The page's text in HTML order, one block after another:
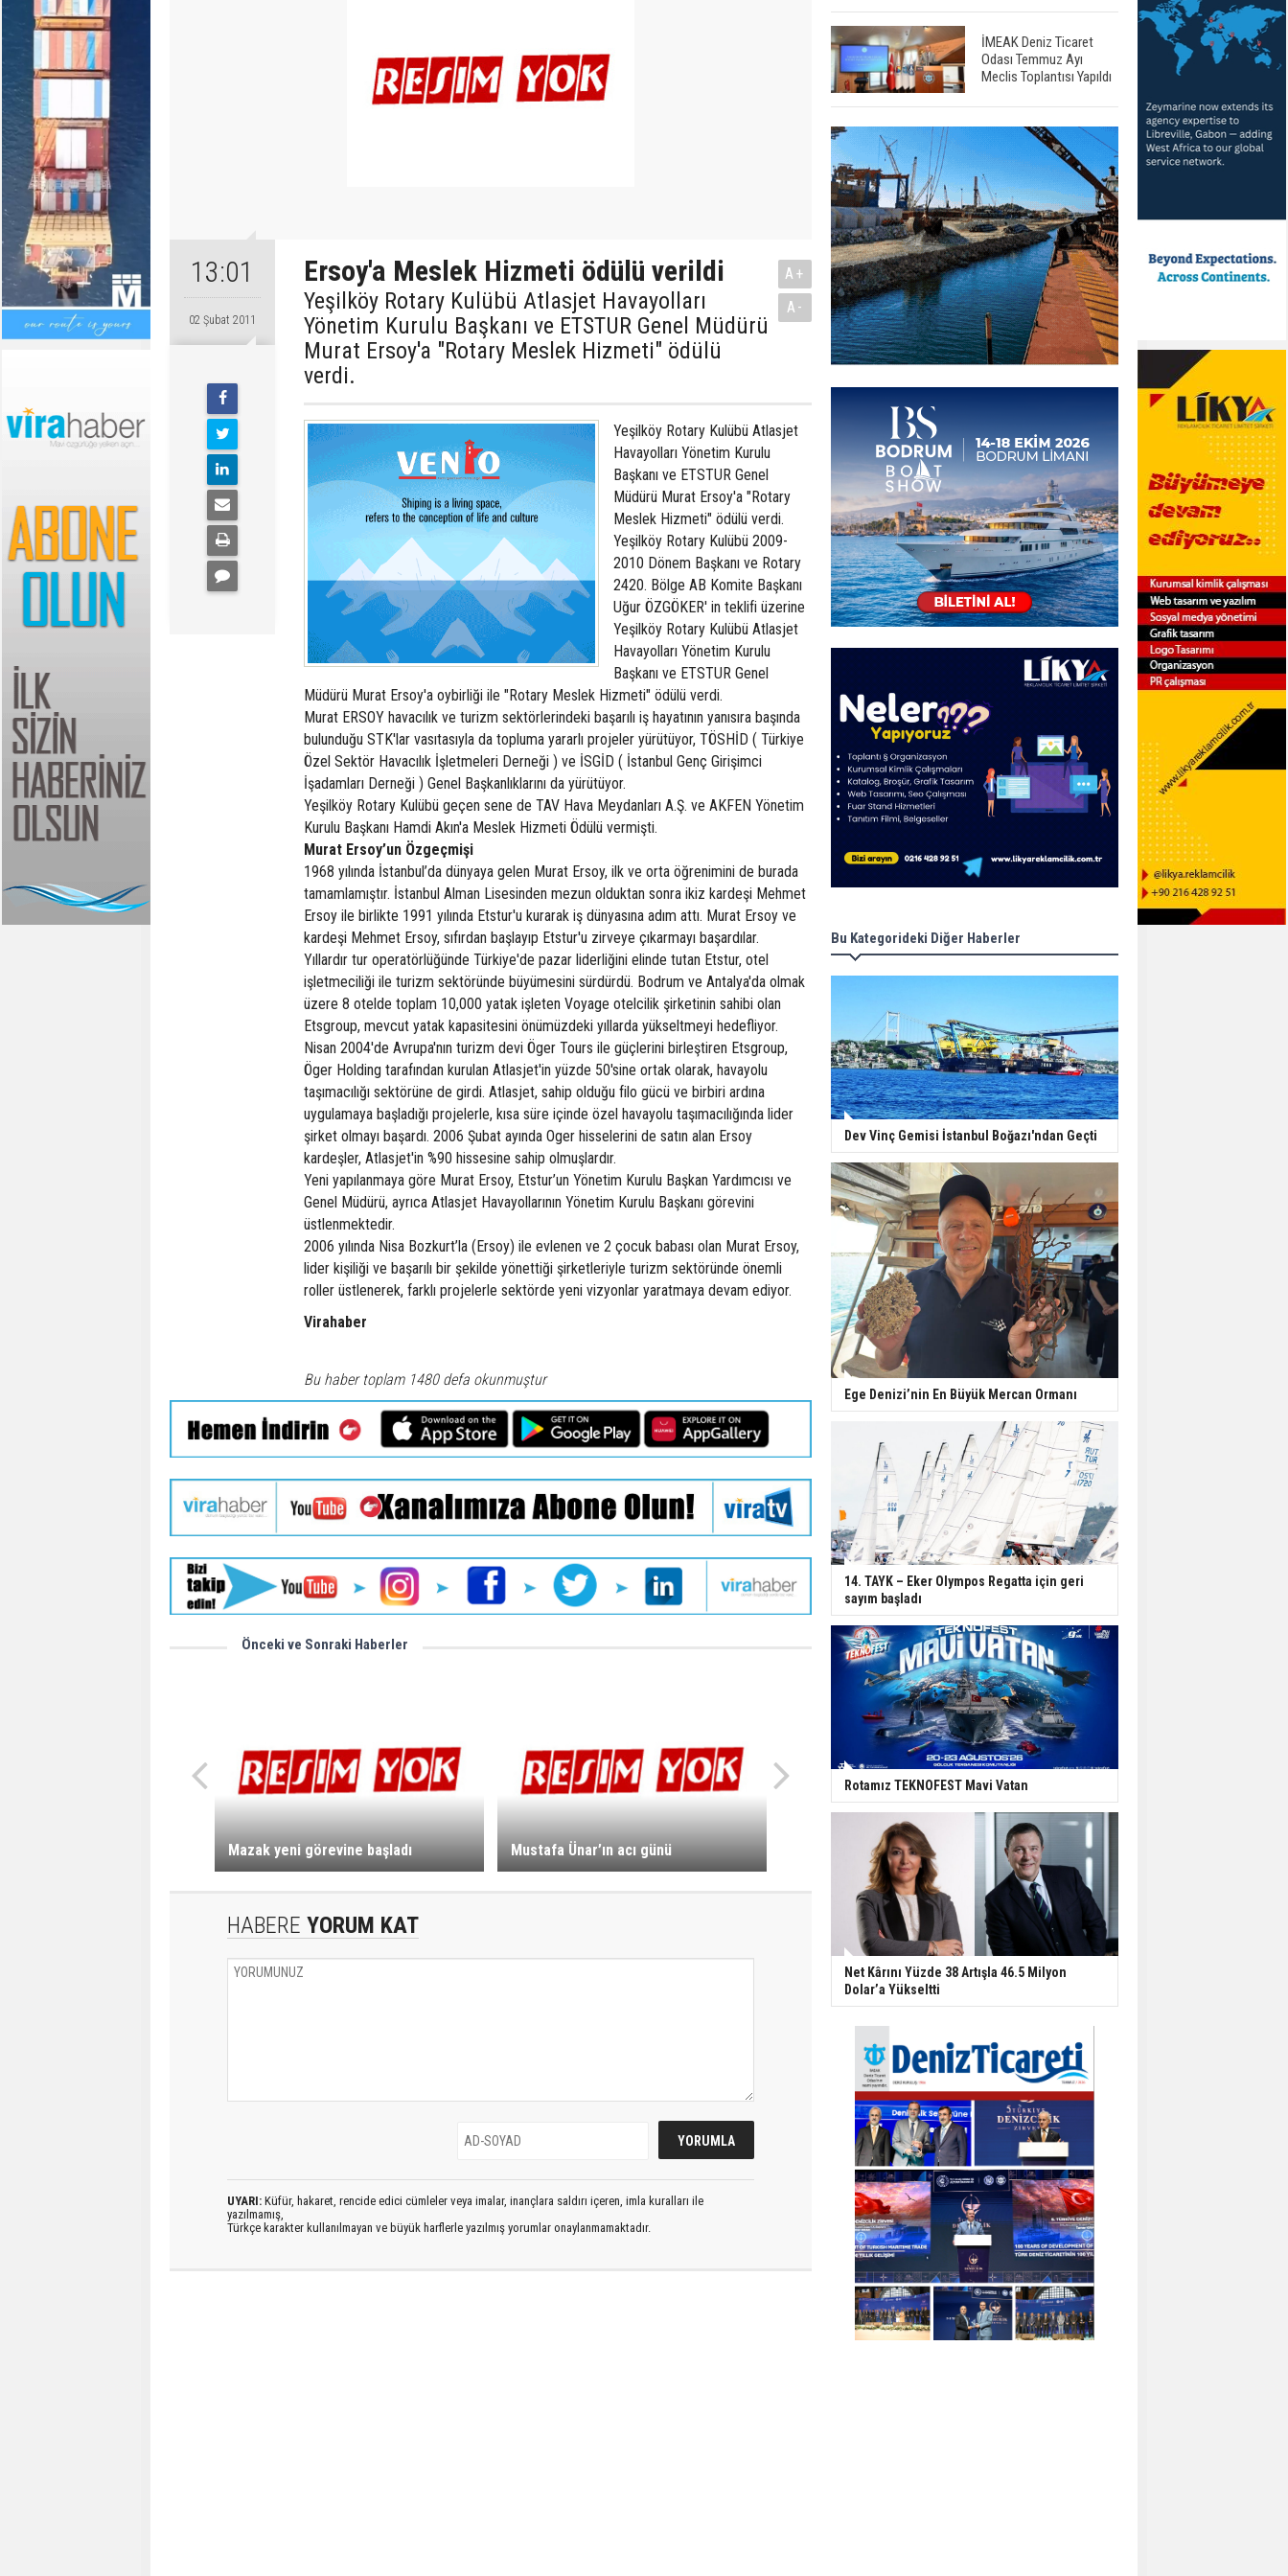
13:01
02 Şubat 2011
Ersoy'a Meslek Hizmeti ödülü verildi
Yeşilköy Rotary Kulübü Atlasjet Havayolları
Yönetim Kurulu Başkanı ve ETSTUR Genel Müdürü
Murat Ersoy'a "Rotary Meslek Hizmeti" ödülü
verdi.
A+
A-
Yeşilköy Rotary Kulübü Atlasjet
Havayolları Yönetim Kurulu
Başkanı ve ETSTUR Genel
Müdürü Murat Ersoy'a "Rotary
Meslek Hizmeti" ödülü verdi.
Yeşilköy Rotary Kulübü 2009-
2010 Dönem Başkanı ve Rotary
2420. Bölge AB Komite Başkanı
Uğur ÖZGÖKER' in teklifi üzerine
Yeşilköy Rotary Kulübü Atlasjet
Havayolları Yönetim Kurulu
Başkanı ve ETSTUR Genel
Müdürü Murat Ersoy'a oybirliği ile "Rotary Meslek Hizmeti" ödülü verdi.
Murat ERSOY havacılık ve turizm sektörlerindeki başarılı iş hayatının yanısıra başında
bulunduğu STK'lar vasıtasıyla da topluma yararlı projeler yürütüyor, TÖSHİD ( Türkiye
Özel Sektör Havacılık İşletmeleri Derneği ) ve İSGİD ( İstanbul Genç Girişimci
İşadamları Derneği ) Genel Başkanlıklarını da yürütüyor.
Yeşilköy Rotary Kulübü geçen sene de TAV Hava Meydanları A.Ş. ve AKFEN Yönetim
Kurulu Başkanı Hamdi Akın'a Meslek Hizmeti Ödülü vermişti.
Murat Ersoy’un Özgeçmişi
1968 yılında İstanbul’da dünyaya gelen Murat Ersoy, ilk ve orta öğrenimini de burada
tamamlamıştır. İstanbul Alman Lisesinden mezun olduktan sonra ikiz kardeşi Mehmet
Ersoy ile birlikte 1991 yılında Etstur'u kurarak iş dünyasına adım attı. Murat Ersoy ve
kardeşi Mehmet Ersoy, sıfırdan başlayıp Etstur'u zirveye çıkarmayı başardılar.
Yıllardır tur operatörlüğünde Türkiye'de pazar liderliğini elinde tutan Etstur, otel
işletmeciliği ile turizm sektöründe büyümesini sürdürdü. Bodrum ve Antalya'da olmak
üzere 8 otelde toplam 10,000 yatak işleten Voyage otelcilik şirketinin sahibi olan
Etsgroup, mevcut yatak kapasitesini önümüzdeki yıllarda yükseltmeyi hedefliyor.
Nisan 2004'de Avrupa'nın turizm devi Öger Tours ile güçlerini birleştiren Etsgroup,
Öger Holding tarafından kurulan Atlasjet'in yüzde 50'sine ortak olarak, havayolu
taşımacılığı sektörüne de girdi. Atlasjet, sahip olduğu filo gücü ve birbiri ardına
uygulamaya başladığı projelerle, kısa süre içinde özel havayolu taşımacılığında lider
şirket olmayı başardı. 2006 Şubat ayında Oger hisselerini de satın alan Ersoy
kardeşler, Atlasjet'in %90 hissesine sahip olmuşlardır.
Yeni yapılanmaya göre Murat Ersoy, Etstur’un Yönetim Kurulu Başkan Yardımcısı ve
Genel Müdürü, ayrıca Atlasjet Havayollarının Yönetim Kurulu Başkanı görevini
üstlenmektedir.
2006 yılında Nisa Bozkurt’la (Ersoy) ile evlenen ve 2 çocuk babası olan Murat Ersoy,
lider kişiliği ve başarılı bir şekilde yönettiği şirketleriyle turizm sektöründe önemli
roller üstlenerek, farklı projelerle sektörde yeni vizyonlar yaratmaya devam ediyor.
Virahaber
Bu haber toplam 1480 defa okunmuştur
Önceki ve Sonraki Haberler
Mazak yeni görevine başladı Mustafa Ünar’ın acı günü
HABERE YORUM KAT
UYARI: Küfür, hakaret, rencide edici cümleler veya imalar, inançlara saldırı içeren, imla kuralları ile
yazılmamış,
Türkçe karakter kullanılmayan ve büyük harflerle yazılmış yorumlar onaylanmamaktadır.
İMEAK Deniz Ticaret
Odası Temmuz Ayı
Meclis Toplantısı Yapıldı
Bu Kategorideki Diğer Haberler
Dev Vinç Gemisi İstanbul Boğazı'ndan Geçti
Ege Denizi’nin En Büyük Mercan Ormanı
14. TAYK – Eker Olympos Regatta için geri
sayım başladı
Rotamız TEKNOFEST Mavi Vatan
Net Kârını Yüzde 38 Artışla 46.5 Milyon
Dolar’a Yükseltti